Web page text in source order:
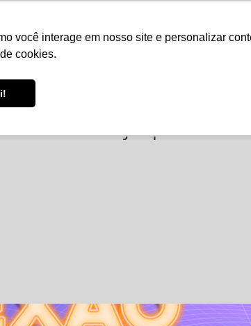
você interage em nosso site e personalizar
cookies.
Agenda